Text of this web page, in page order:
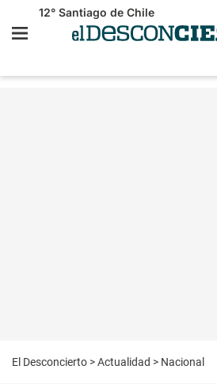
12° Santiago de Chile
El Desconcierto >Actualidad > Nacional